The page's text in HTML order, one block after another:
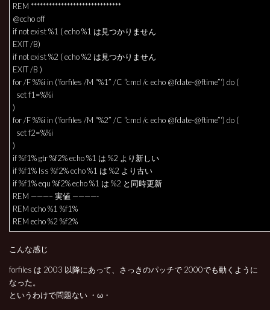
REM ******************************
@echo off
if not exist %1 ( echo %1 は見つかりません
EXIT /B)
if not exist %2 ( echo %2 は見つかりません
EXIT /B )
for /F %%i in (‘forfiles /M “%1” /C “cmd /c echo @fdate-@ftime”‘) do (
set f1=%%i
)
for /F %%i in (‘forfiles /M “%2” /C “cmd /c echo @fdate-@ftime”‘) do (
set f2=%%i
)
if %f1% gtr %f2% echo %1 は %2 より新しい
if %f1% lss %f2% echo %1 は %2 より古い
if %f1% equ %f2% echo %1 は %2 と同時更新
REM ———– 実値 ————-
REM echo %1 %f1%
REM echo %2 %f2%
こんな感じ
forfiles は 2003 以降にあって、さっきのパッチで 2000でも動くように
なった。
というわけで問題ない ・ω・